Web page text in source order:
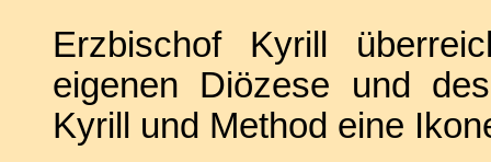
Erzbischof Kyrill
eigenen Diözese und
Kyrill und Method eine